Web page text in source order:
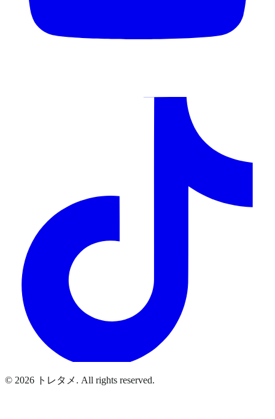
© 2026 トレタメ. All rights reserved.